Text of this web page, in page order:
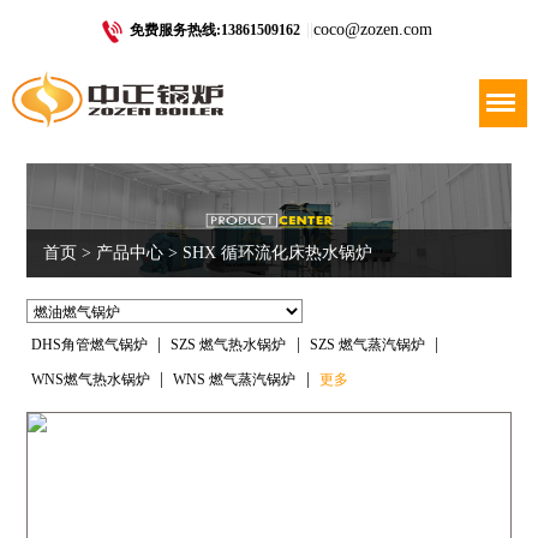
免费服务热线:13861509162 coco@zozen.com
Menu
首页 > 产品中心 > SHX 循环流化床热水锅炉
DHS角管燃气锅炉 SZS 燃气热水锅炉 SZS 燃气蒸汽锅炉
WNS燃气热水锅炉 WNS 燃气蒸汽锅炉 更多